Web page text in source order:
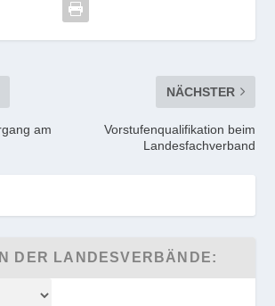
am
NÄCHSTER
Vorstufenqualifikation beim
Landesfachverband
DER LANDESVERBÄNDE: